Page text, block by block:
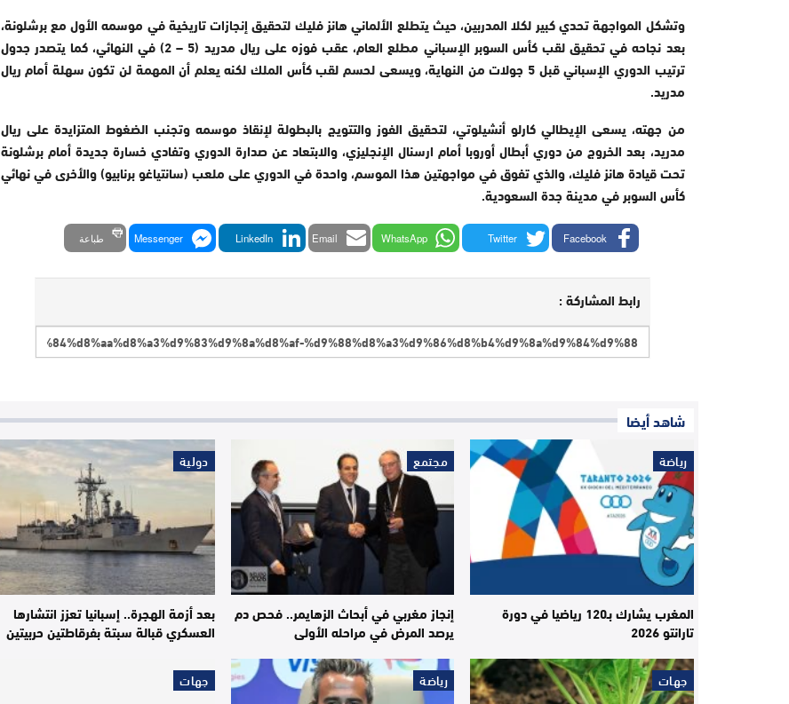
وتشكل المواجهة تحدي كبير لكلا المدربين، حيث يتطلع الألماني هانز فليك لتحقيق إنجازات تاريخية في موسمه الأول مع برشلونة،
بعد نجاحه في تحقيق لقب كأس السوبر الإسباني مطلع العام، عقب فوزه على ريال مدريد (5 – 2) في النهائي، كما يتصدر جدول
ترتيب الدوري الإسباني قبل 5 جولات من النهاية، ويسعى لحسم لقب كأس الملك لكنه يعلم أن المهمة لن تكون سهلة أمام ريال
مدريد.
من جهته، يسعى الإيطالي كارلو أنشيلوتي، لتحقيق الفوز والتتويج بالبطولة لإنقاذ موسمه وتجنب الضغوط المتزايدة على ريال
مدريد، بعد الخروج من دوري أبطال أوروبا أمام ارسنال الإنجليزي، والابتعاد عن صدارة الدوري وتفادي خسارة جديدة أمام برشلونة
تحت قيادة هانز فليك، والذي تفوق في مواجهتين هذا الموسم، واحدة في الدوري على ملعب (سانتياغو برنابيو) والأخرى في نهائي
كأس السوبر في مدينة جدة السعودية.
Facebook
Twitter
WhatsApp
Email
LinkedIn
Messenger طباعة
رابط المشاركة :
شاهد أيضا
رياضة
المغرب يشارك بـ120 رياضيا في دورة
تارانتو 2026
مجتمع
إنجاز مغربي في أبحاث الزهايمر.. فحص دم
يرصد المرض في مراحله الأولى
دولية
بعد أزمة الهجرة.. إسبانيا تعزز انتشارها
العسكري قبالة سبتة بفرقاطتين حربيتين
جهات رياضة جهات